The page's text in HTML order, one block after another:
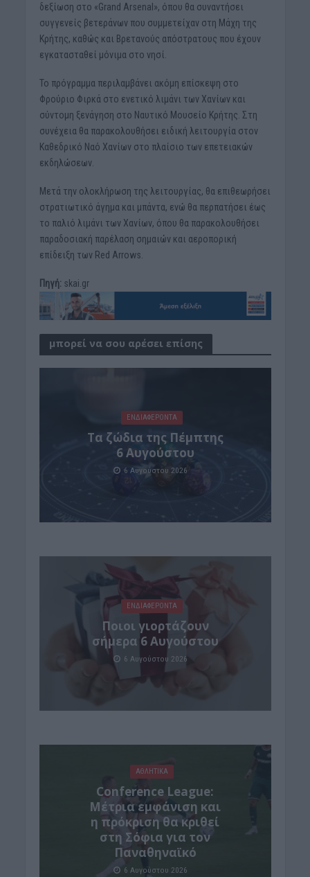
δεξίωση στο «Grand Arsenal», όπου θα συναντήσει
συγγενείς βετεράνων που συμμετείχαν στη Μάχη της
Κρήτης, καθώς και Βρετανούς απόστρατους που έχουν
εγκατασταθεί μόνιμα στο νησί.
Το πρόγραμμα περιλαμβάνει ακόμη επίσκεψη στο
Φρούριο Φιρκά στο ενετικό λιμάνι των Χανίων και
σύντομη ξενάγηση στο Ναυτικό Μουσείο Κρήτης. Στη
συνέχεια θα παρακολουθήσει ειδική λειτουργία στον
Καθεδρικό Ναό Χανίων στο πλαίσιο των επετειακών
εκδηλώσεων.
Μετά την ολοκλήρωση της λειτουργίας, θα επιθεωρήσει
στρατιωτικό άγημα και μπάντα, ενώ θα περπατήσει έως
το παλιό λιμάνι των Χανίων, όπου θα παρακολουθήσει
παραδοσιακή παρέλαση σημαιών και αεροπορική
επίδειξη των Red Arrows.
Πηγή: skai.gr
μπορεί να σου αρέσει επίσης
ΕΝΔΙΑΦΕΡΟΝΤΑ
Tα ζώδια της Πέμπτης
6 Αυγούστου
6 Αυγούστου 2026
ΕΝΔΙΑΦΕΡΟΝΤΑ
Ποιοι γιορτάζουν
σήμερα 6 Αυγούστου
6 Αυγούστου 2026
ΑΘΛΗΤΙΚΑ
Conference League:
Μέτρια εμφάνιση και
η πρόκριση θα κριθεί
στη Σόφια για τον
Παναθηναϊκό
6 Αυγούστου 2026